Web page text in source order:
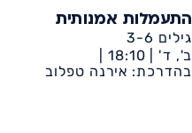
התעמלות אמנותית
גילים 3-6
ב', ד' | 18:10 |
דיונה-ביה״ס אמירים
בהדרכת: אירנה טפלוב